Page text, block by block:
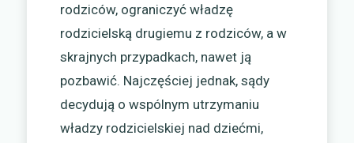
rodziców, ograniczyć władzę
rodzicielską drugiemu z rodziców, a w
skrajnych przypadkach, nawet ją
pozbawić. Najczęściej jednak, sądy
decydują o wspólnym utrzymaniu
władzy rodzicielskiej nad dziećmi,